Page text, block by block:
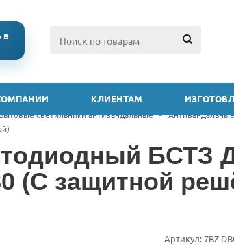
в
КЛИЕНТАМ
светильники антивандальные -
БСТЗ
(С защитной
Артикул:7BZ-